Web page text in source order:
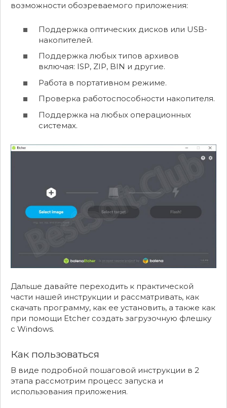
возможности обозреваемого приложения:
Поддержка оптических дисков или USB-
накопителей.
Поддержка любых типов архивов
включая: ISP, ZIP, BIN и другие.
Работа в портативном режиме.
Проверка работоспособности накопителя.
Поддержка на любых операционных
системах.
Дальше давайте переходить к практической
части нашей инструкции и рассматривать, как
скачать программу, как ее установить, а также как
при помощи Etcher создать загрузочную флешку
с Windows.
Как пользоваться
В виде подробной пошаговой инструкции в 2
этапа рассмотрим процесс запуска и
использования приложения.